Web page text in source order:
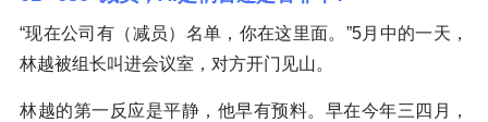
“现在公司有（减员）名单，你在这里面。”5月中的一天，
林越被组长叫进会议室，对方开门见山。
林越的第一反应是平静，他早有预料。早在今年三四月，